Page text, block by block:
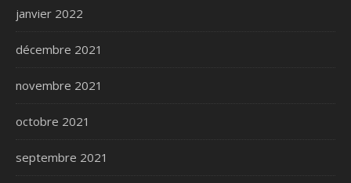
janvier 2022
décembre 2021
novembre 2021
octobre 2021
septembre 2021